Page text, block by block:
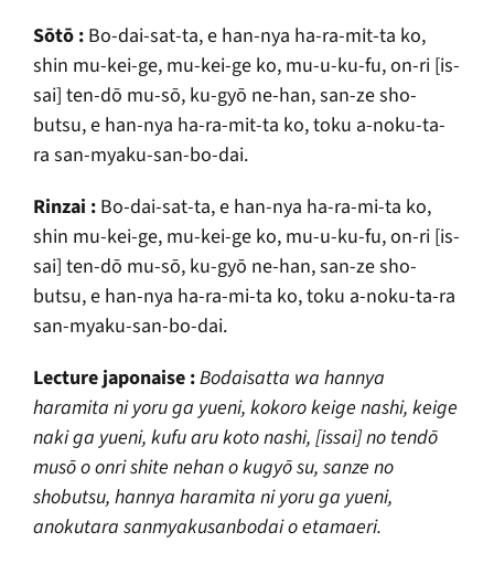
Sōtō: Bo-dai-sat-ta, e han-nya ha-ra-mit-ta ko,
shin mu-kei-ge, mu-kei-ge ko, mu-u-ku-fu, on-ri [is-
sai] ten-dō mu-sō, ku-gyō ne-han, san-ze sho-
butsu, e han-nya ha-ra-mit-ta ko, toku a-noku-ta-
ra san-myaku-san-bo-dai.
Rinzai : Bo-dai-sat-ta, e han-nya ha-ra-mi-ta ko,
shin mu-kei-ge, mu-kei-ge ko, mu-u-ku-fu, on-ri [is-
sai] ten-dō mu-sō, ku-gyō ne-han, san-ze sho-
butsu, e han-nya ha-ra-mi-ta ko, toku a-noku-ta-ra
san-myaku-san-bo-dai.
Lecture japonaise :Bodaisatta wa hannya
haramita ni yoru ga yueni, kokoro keige nashi, keige
naki ga yueni, kufu aru koto nashi, [issai] no tendō
musō o onri shite nehan o kugyō su, sanze no
shobutsu, hannya haramita ni yoru ga yueni,
anokutara sanmyakusanbodai o etamaeri.